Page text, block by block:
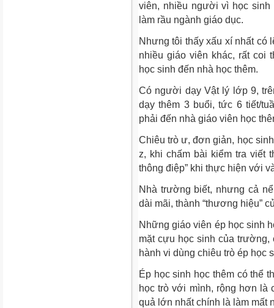
viên, nhiều người vì học sinh
làm rầu ngành giáo dục.
Nhưng tôi thấy xấu xí nhất có
nhiều giáo viên khác, rất coi
học sinh đến nhà học thêm.
Có người dạy Vật lý lớp 9,
dạy thêm 3 buổi, tức 6 tiết/
phải đến nhà giáo viên học
Chiêu trò ư, đơn giản, học
z, khi chấm bài kiểm tra viết
thông điệp” khi thực hiện với
Nhà trường biết, nhưng cả
dài mãi, thành “thương hiệu”
Những giáo viên ép học sinh
mặt cựu học sinh của
hành vi dùng chiêu trò ép học
Ép học sinh học thêm có thể
học trò với mình, rộng hơn là
quả lớn nhất chính là làm mất